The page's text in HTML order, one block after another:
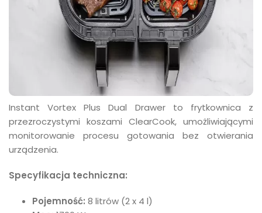
Instant Vortex Plus Dual Drawer to frytkownica z
przezroczystymi koszami ClearCook, umożliwiającymi
monitorowanie procesu gotowania bez otwierania
urządzenia.
Specyfikacja techniczna:
Pojemność: 8 litrów (2 x 4 l)